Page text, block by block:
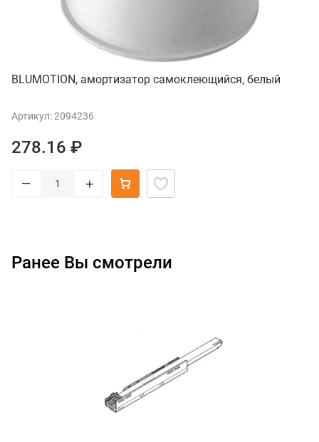
BLUMOTION, амортизатор самоклеющийся, белый
Артикул: 2094236
278.16 ₽
– +
Ранее Вы смотрели